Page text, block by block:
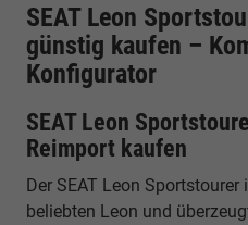
SEAT Leon
günstig kaufen –
Konfigurator
SEAT Leon
Reimport kaufen
Der SEAT Leon
beliebten Leon und